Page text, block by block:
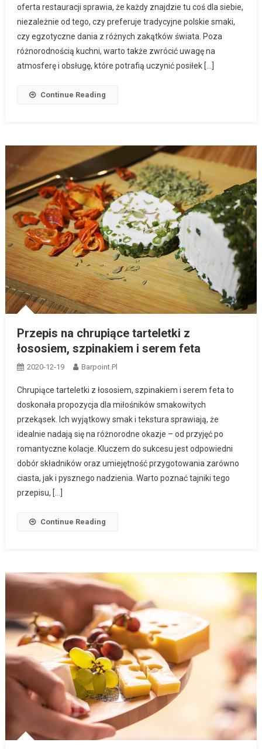
oferta restauracji sprawia, że każdy znajdzie tu coś dla siebie,
niezależnie od tego, czy preferuje tradycyjne polskie smaki,
czy egzotyczne dania z różnych zakątków świata. Poza
różnorodnością kuchni, warto także zwrócić uwagę na
atmosferę i obsługę, które potrafią uczynić posiłek […]
Continue Reading
Przepis na chrupiące tarteletki z
łososiem, szpinakiem i serem feta
2020-12-19 Barpoint.pl
Chrupiące tarteletki z łososiem, szpinakiem i serem feta to
doskonała propozycja dla miłośników smakowitych
przekąsek. Ich wyjątkowy smak i tekstura sprawiają, że
idealnie nadają się na różnorodne okazje – od przyjęć po
romantyczne kolacje. Kluczem do sukcesu jest odpowiedni
dobór składników oraz umiejętność przygotowania zarówno
ciasta, jak i pysznego nadzienia. Warto poznać tajniki tego
przepisu, […]
Continue Reading